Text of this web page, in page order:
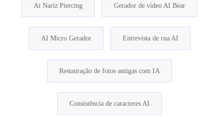
Ai Nariz Piercing Gerador de vídeo AI Bear
AI Micro Gerador Entrevista de rua AI
Restauração de fotos antigas com IA
Consistência de caracteres AI